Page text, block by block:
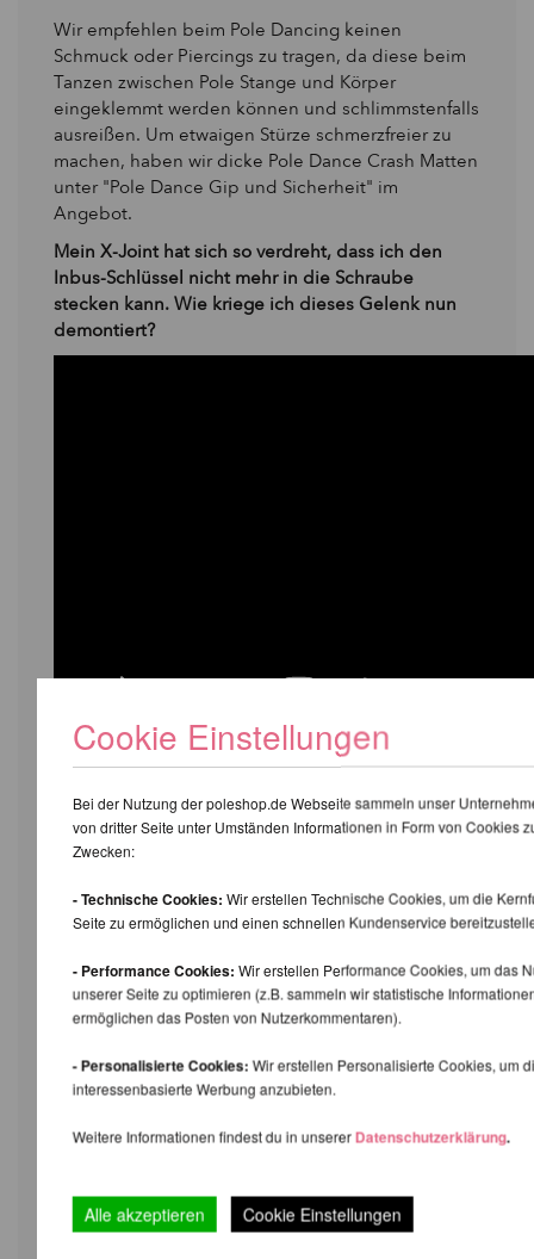
Wir empfehlen beim Pole Dancing keinen
Schmuck oder Piercings zu tragen, da diese beim
Tanzen zwischen Pole Stange und Körper
eingeklemmt werden können und schlimmstenfalls
ausreißen. Um etwaigen Stürze schmerzfreier zu
machen, haben wir dicke Pole Dance Crash Matten
unter "Pole Dance Gip und Sicherheit" im
Angebot.
Mein X-Joint hat sich so verdreht, dass ich den
Inbus-Schlüssel nicht mehr in die Schraube
stecken kann. Wie kriege ich dieses Gelenk nun
demontiert?
Dieses Problem tritt dann auf wenn die X-Joints
die Gelenke nach jedem Training nachzuziehen
oder alle halbe Stunde bei langen Trainings.
sich nicht rausdrehen. Was kann ich tun?
zu fest sitzen, wodurch sich der Adjuster Cover nur
noch schwer drehen lässt. Nach den Lösen der
Adjusterschrauben sollte es ganz leicht gehen.
Ich habe eine sehr alte X-Pert Pole Dance Stange
mit Kugelgelenk. Passen die modernen
zusammen.
Cookie Einstellungen
Bei der Nutzung der poleshop.de Webseite sammeln unser
von dritter Seite unter Umständen Informationen in Form von Cookies
Zwecken:
- Technische Cookies: Wir erstellen Technische Cookies, um die
Seite zu ermöglichen und einen schnellen Kundenservice
- Performance Cookies: Wir erstellen Performance Cookies, um das
unserer Seite zu optimieren (z.B. sammeln wir statistische
ermöglichen das Posten von Nutzerkommentaren).
- Personalisierte Cookies:Wir erstellen Personalisierte Cookies, um
interessenbasierte Werbung anzubieten.
Weitere Informationen findest du in unsererDatenschutzerklärung.
Alle akzeptieren Cookie Einstellungen